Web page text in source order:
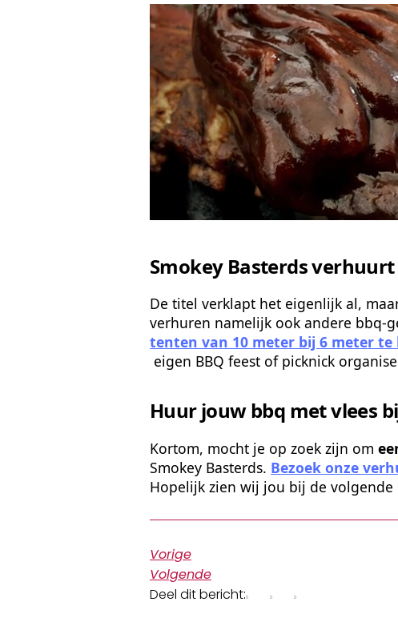
Smokey Basterds
De titel verklapt het eigenlijk al,
verhuren namelijk ook andere bbq-
tenten van 10 meter bij 6 meter te
eigen BBQ feest of picknick
Huur jouw bbq met vlees
Kortom, mocht je op zoek zijn om
Smokey Basterds. Bezoek onze
Hopelijk zien wij jou bij de volgende
Vorige
Volgende
Deel dit bericht: